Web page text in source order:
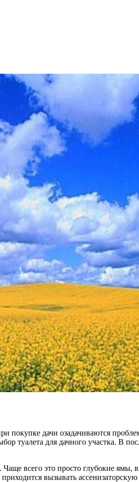
покупке дачи озадачиваются
туалета для дачного участка. В
всего это просто глубокие
вызывать